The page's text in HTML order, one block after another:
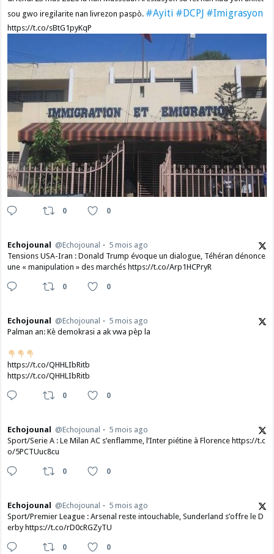
sou gwo iregilarite nan livrezon paspò. #Ayiti #DCPJ #Imigrasyon
https://t.co/sBtG1pyKqP
0 0
Echojounal @Echojounal
5 mois ago
Tensions USA-Iran : Donald Trump évoque un dialogue, Téhéran dénonce
une « manipulation » des marchés https://t.co/Arp1HCPryR
0 0
Echojounal @Echojounal
5 mois ago
Palman an: Kè demokrasi a ak vwa pèp la
https://t.co/QHHLIbRitb
https://t.co/QHHLIbRitb
0 0
Echojounal @Echojounal
5 mois ago
Sport/Serie A : Le Milan AC s’enflamme, l’Inter piétine à Florence https://t.c
o/5PCTUuc8cu
0 0
Echojounal @Echojounal
5 mois ago
Sport/Premier League : Arsenal reste intouchable, Sunderland s’offre le D
erby https://t.co/rD0cRGZyTU
0 0